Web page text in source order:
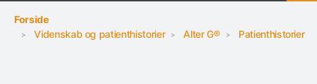
Forside
Videnskab og patienthistorier
Alter G® Patienthistorier